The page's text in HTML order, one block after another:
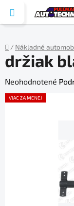
obsah
Domov
/ Nákladné
držiak
Priemerné
hodnotenie
Neohodnotené
VIAC ZA MENEJ